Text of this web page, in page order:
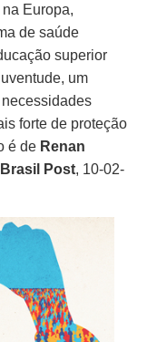
Europa,
de saúde
superior
um
forte de proteção
é de Renan
Brasil Post, 10-02-